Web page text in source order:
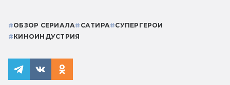
#ОБЗОР СЕРИАЛА# САТИРА#СУПЕРГЕРОИ
#КИНОИНДУСТРИЯ